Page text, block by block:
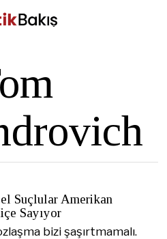
Suçlular Amerikan
Sayıyor
bizi şaşırtmamalı.